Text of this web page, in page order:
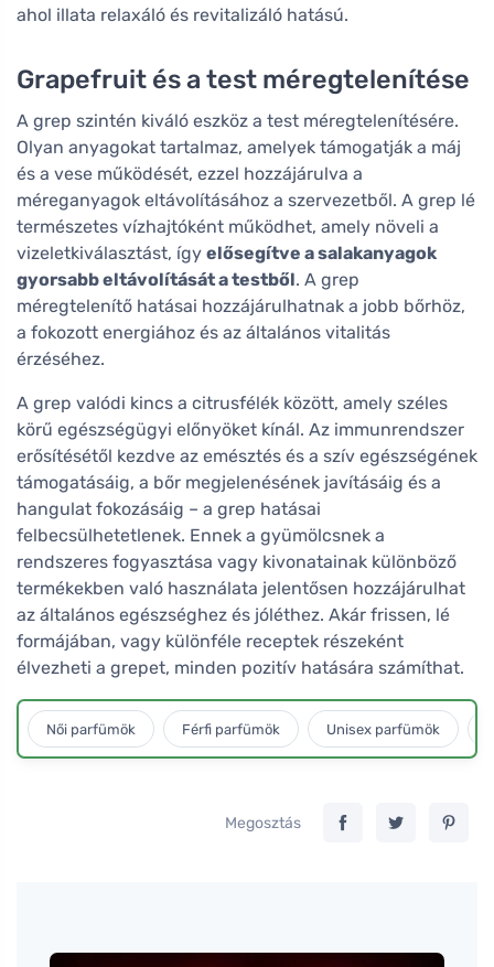
ahol illata relaxáló és revitalizáló hatású.
Grapefruit és a test méregtelenítése
A grep szintén kiváló eszköz a test méregtelenítésére.
Olyan anyagokat tartalmaz, amelyek támogatják a máj
és a vese működését, ezzel hozzájárulva a
méreganyagok eltávolításához a szervezetből. A grep lé
természetes vízhajtóként működhet, amely növeli a
vizeletkiválasztást, így elősegítve a salakanyagok
gyorsabb eltávolítását a testből. A grep
méregtelenítő hatásai hozzájárulhatnak a jobb bőrhöz,
a fokozott energiához és az általános vitalitás
érzéséhez.
A grep valódi kincs a citrusfélék között, amely széles
körű egészségügyi előnyöket kínál. Az immunrendszer
erősítésétől kezdve az emésztés és a szív egészségének
támogatásáig, a bőr megjelenésének javításáig és a
hangulat fokozásáig – a grep hatásai
felbecsülhetetlenek. Ennek a gyümölcsnek a
rendszeres fogyasztása vagy kivonatainak különböző
termékekben való használata jelentősen hozzájárulhat
az általános egészséghez és jóléthez. Akár frissen, lé
formájában, vagy különféle receptek részeként
élvezheti a grepet, minden pozitív hatására számíthat.
Női parfümök Férfi parfümök Unisex parfümök
Megosztás